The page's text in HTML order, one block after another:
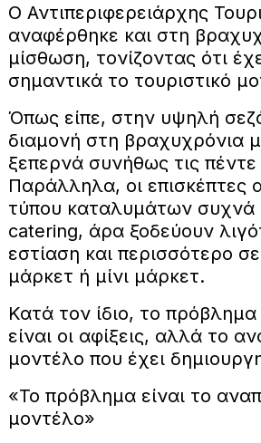
Ο Αντιπεριφερειάρχης
αναφέρθηκε και στη
μίσθωση, τονίζοντας ότι
σημαντικά το τουριστικό
Όπως είπε, στην υψηλή
διαμονή στη βραχυχρόνια
ξεπερνά συνήθως τις
Παράλληλα, οι επισκέπτες
τύπου καταλυμάτων συχνά
catering, άρα ξοδεύουν
εστίαση και περισσότερο
μάρκετ ή μίνι μάρκετ.
Κατά τον ίδιο, το
είναι οι αφίξεις, αλλά το
μοντέλο που έχει
«Το πρόβλημα είναι το
μοντέλο»